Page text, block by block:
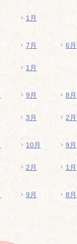
1月
7月 6月
1月
9月 8月
3月 2月
10月 9月
2月 1月
9月 8月